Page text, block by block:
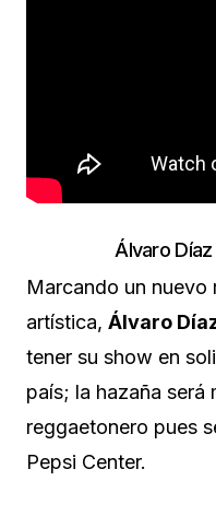
Álvaro
Marcando un nuevo
artística, Álvaro
tener su show en
país; la hazaña será
reggaetonero pues
Pepsi Center.